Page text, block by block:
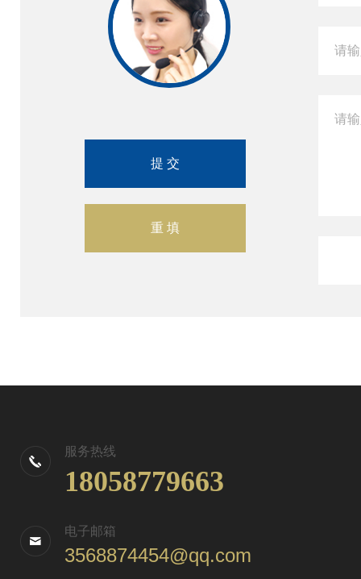
服务热线
18058779663
电子邮箱
3568874454@qq.com